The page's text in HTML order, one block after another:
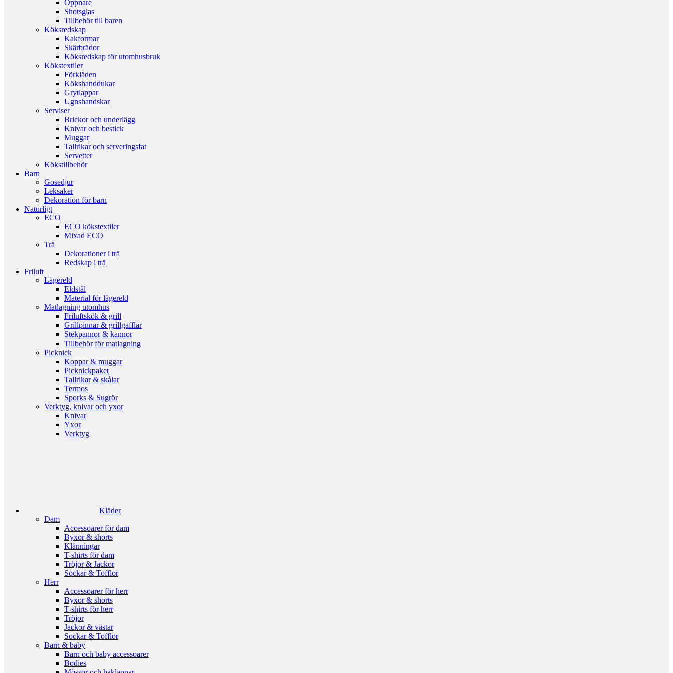
Öppnare
Shotsglas
Tillbehör till baren
Köksredskap
Kakformar
Skärbrädor
Köksredskap för utomhusbruk
Kökstextiler
Förkläden
Kökshanddukar
Grytlappar
Ugnshandskar
Serviser
Brickor och underlägg
Knivar och bestick
Muggar
Tallrikar och serveringsfat
Servetter
Kökstillbehör
Barn
Gosedjur
Leksaker
Dekoration för barn
Naturligt
ECO
ECO kökstextiler
Mixad ECO
Trä
Dekorationer i trä
Redskap i trä
Friluft
Lägereld
Eldstål
Material för lägereld
Matlagning utomhus
Friluftskök & grill
Grillpinnar & grillgafflar
Stekpannor & kannor
Tillbehör för matlagning
Picknick
Koppar & muggar
Picknickpaket
Tallrikar & skålar
Termos
Sporks & Sugrör
Verktyg, knivar och yxor
Knivar
Yxor
Verktyg
Kläder
Dam
Accessoarer för dam
Byxor & shorts
Klänningar
T-shirts för dam
Tröjor & Jackor
Sockar & Tofflor
Herr
Accessoarer för herr
Byxor & shorts
T-shirts för herr
Tröjor
Jackor & västar
Sockar & Tofflor
Barn & baby
Barn och baby accessoarer
Bodies